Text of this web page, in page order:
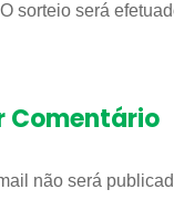
sorteio será
Comentário
não será